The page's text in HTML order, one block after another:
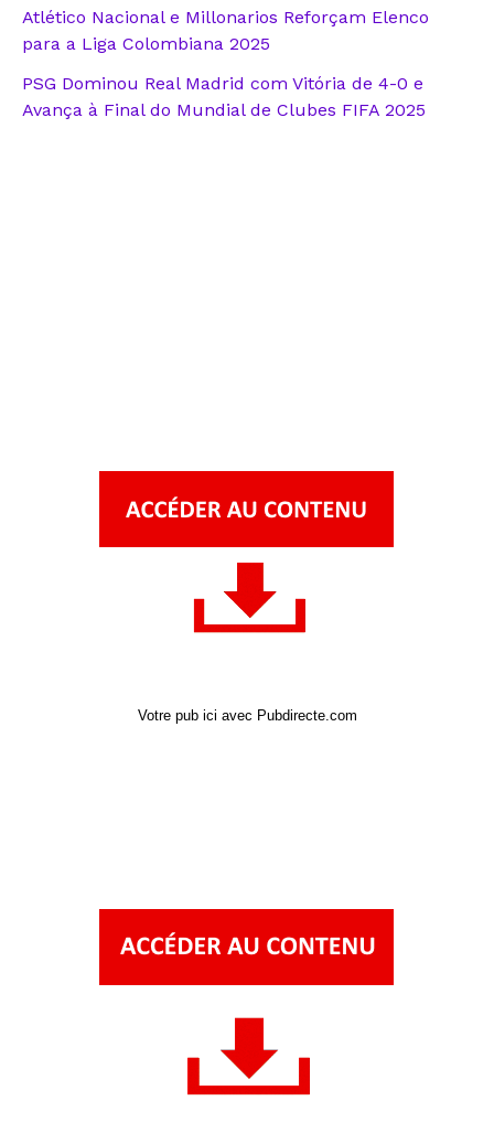
Atlético Nacional e Millonarios Reforçam Elenco
para a Liga Colombiana 2025
PSG Dominou Real Madrid com Vitória de 4-0 e
Avança à Final do Mundial de Clubes FIFA 2025
Votre pub ici avec Pubdirecte.com